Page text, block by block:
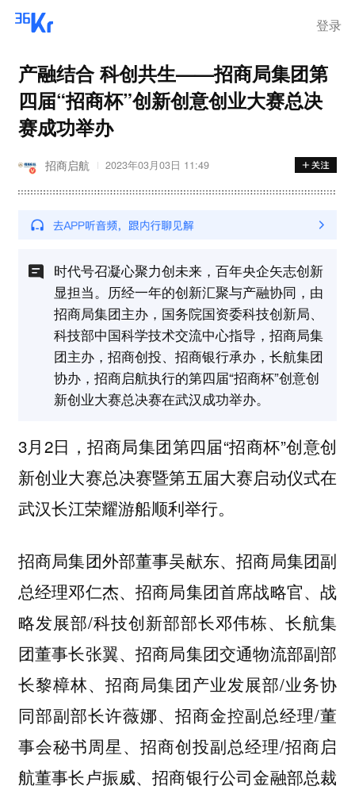
登录
产融结合 科创共生——招商局集团第
四届“招商杯”创新创意创业大赛总决
赛成功举办
招商启航 2023年03月03日 11:49
时代号召凝心聚力创未来，百年央企矢志创新
显担当。历经一年的创新汇聚与产融协同，由
招商局集团主办，国务院国资委科技创新局、
科技部中国科学技术交流中心指导，招商局集
团主办，招商创投、招商银行承办，长航集团
协办，招商启航执行的第四届“招商杯”创意创
新创业大赛总决赛在武汉成功举办。
3月2日，招商局集团第四届“招商杯”创意创
新创业大赛总决赛暨第五届大赛启动仪式在
武汉长江荣耀游船顺利举行。
招商局集团外部董事吴献东、招商局集团副
总经理邓仁杰、招商局集团首席战略官、战
略发展部/科技创新部部长邓伟栋、长航集
团董事长张翼、招商局集团交通物流部副部
长黎樟林、招商局集团产业发展部/业务协
同部副部长许薇娜、招商金控副总经理/董
事会秘书周星、招商创投副总经理/招商启
航董事长卢振威、招商银行公司金融部总裁